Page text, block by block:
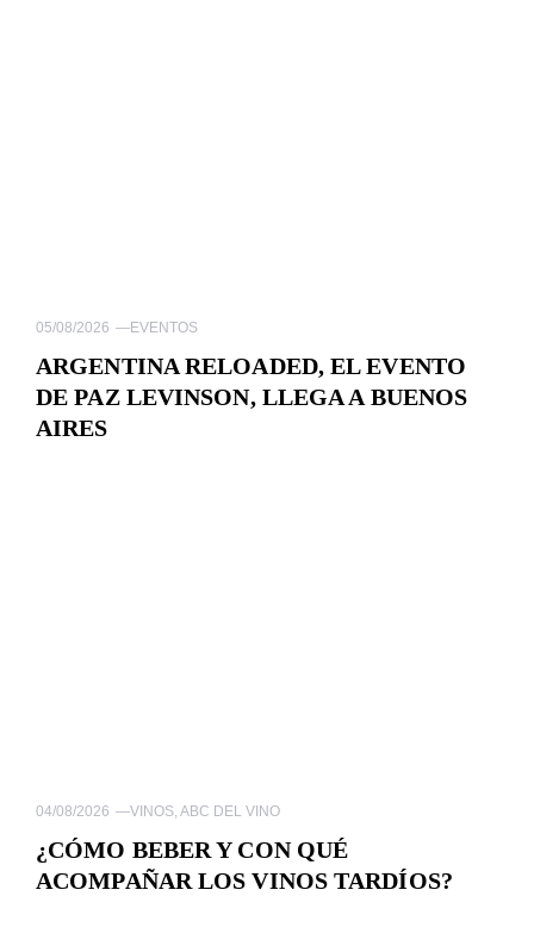
05/08/2026 —EVENTOS
ARGENTINA RELOADED, EL EVENTO
DE PAZ LEVINSON, LLEGA A BUENOS
AIRES
04/08/2026 —VINOS, ABC DEL VINO
¿CÓMO BEBER Y CON QUÉ
ACOMPAÑAR LOS VINOS TARDÍOS?